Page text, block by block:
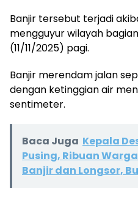
Banjir tersebut terjadi
mengguyur wilayah
(11/11/2025) pagi.
Banjir merendam jalan
dengan ketinggian air
sentimeter.
Baca Juga Kepala
Pusing, Ribuan
Banjir dan Longsor,